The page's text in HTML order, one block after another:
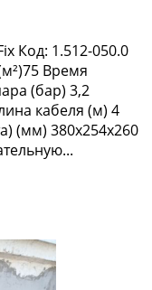
Код: 1.512-050.0
Время
(бар) 3,2
кабеля (м) 4
(мм) 380x254x260